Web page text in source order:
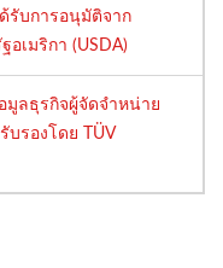
รับการอนุมัติจาก
อเมริกา (USDA)
มูลธุรกิจผู้จัดจำหน่าย
บรองโดย TÜV